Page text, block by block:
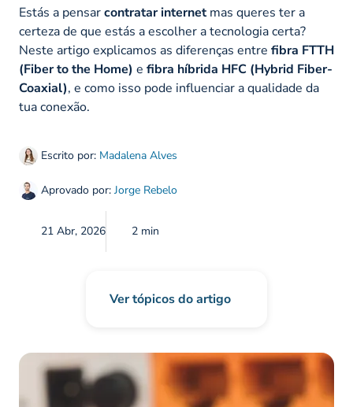
Escrito por: Madalena Alves
Aprovado por: Jorge Rebelo
21 Abr, 2026 2 min
Estás a pensarcontratar internetmas queres ter a
certeza de que estás a escolher a tecnologia certa?
Neste artigo explicamos as diferenças entre fibra FTTH
(Fiber to the Home) e fibra híbrida HFC (Hybrid Fiber-
Coaxial), e como isso pode influenciar a qualidade da
tua conexão.
Ver tópicos do artigo